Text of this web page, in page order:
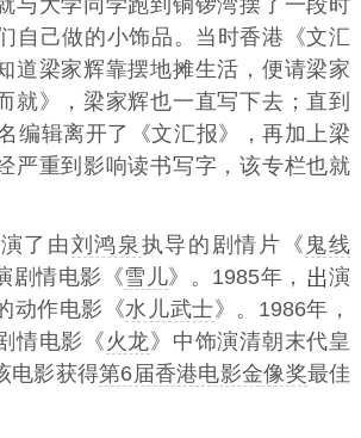
自己做的小饰品。当时香港《文汇
道梁家辉靠摆地摊生活，便请梁家
就》，梁家辉也一直写下去；直到
编辑离开了《文汇报》，再加上梁
严重到影响读书写字，该专栏也就
了由刘鸿泉 执导的剧情片《 鬼线
剧情电影《雪儿》。1985年，
演
动作电影《水儿武士》。1986年，
情电影《 火龙》中饰演清朝末代皇
电影获得第6届香港电影金像奖最佳